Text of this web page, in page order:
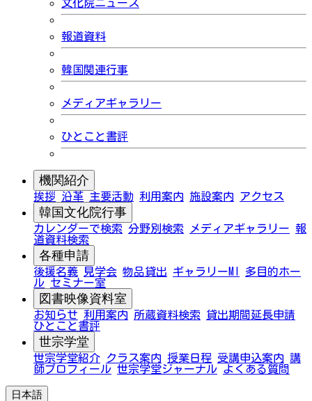
文化院ニュース
報道資料
韓国関連行事
メディアギャラリー
ひとこと書評
機関紹介
挨拶 沿革 主要活動 利用案内 施設案内 アクセス
韓国文化院行事
カレンダーで検索 分野別検索 メディアギャラリー 報
道資料検索
各種申請
後援名義 見学会 物品貸出 ギャラリーMI
多目的ホー
ル セミナー室
図書映像資料室
お知らせ 利用案内 所蔵資料検索
貸出期間延長申請
ひとこと書評
世宗学堂
世宗学堂紹介 クラス案内 授業日程 受講申込案内 講
師プロフィール 世宗学堂ジャーナル よくある質問
日本語